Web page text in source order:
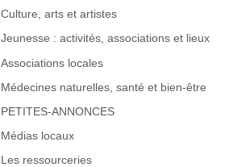
Culture, arts et artistes
Jeunesse : activités, associations et lieux
Associations locales
Médecines naturelles, santé et bien-être
PETITES-ANNONCES
Médias locaux
Les ressourceries